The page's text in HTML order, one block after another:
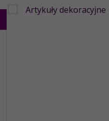
Artykuły dekoracyjne